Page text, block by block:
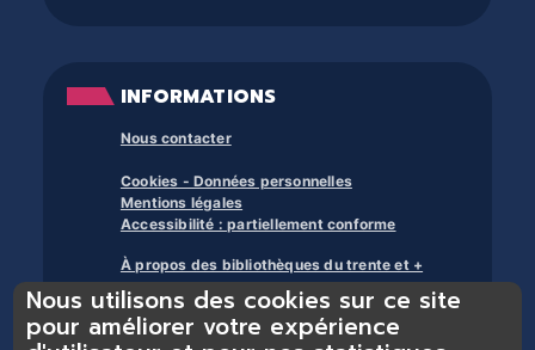
INFORMATIONS
Nous contacter
Cookies - Données personnelles
Mentions légales
Accessibilité : partiellement conforme
À propos des bibliothèques du trente et +
Nous utilisons des cookies sur ce site
pour améliorer votre expérience